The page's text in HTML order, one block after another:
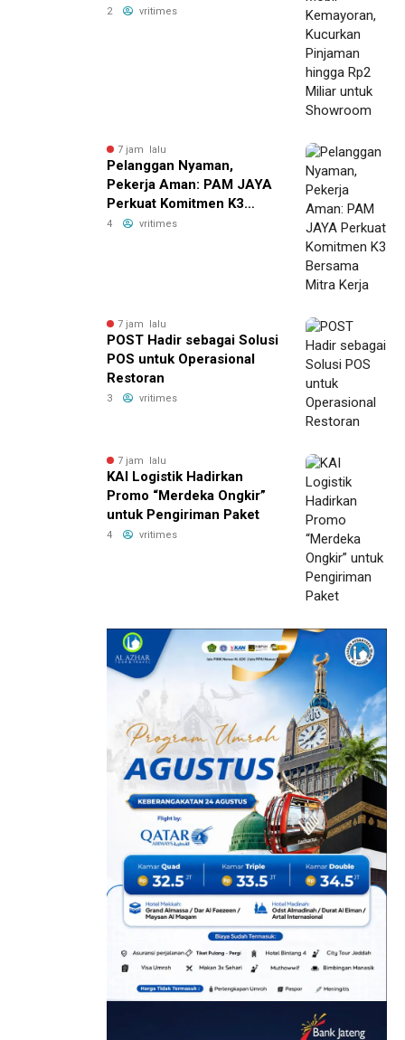
Rp2 Miliar untuk
2 vritimes
7 jam lalu
Pelanggan Nyaman,
Pekerja Aman: PAM JAYA
Perkuat Komitmen K3
Bersama Mitra Kerja
4 vritimes
7 jam lalu
POST Hadir sebagai Solusi
POS untuk Operasional
Restoran
3 vritimes
7 jam lalu
KAI Logistik Hadirkan
Promo “Merdeka Ongkir”
untuk Pengiriman Paket
4 vritimes